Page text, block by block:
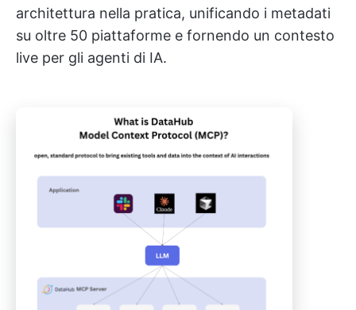
architettura nella pratica, unificando i metadati
su oltre 50 piattaforme e fornendo un contesto
live per gli agenti di IA.